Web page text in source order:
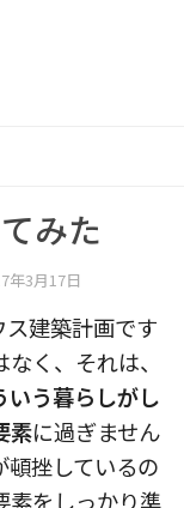
みた
年3月17日
建築計画です
く、それは、
いう暮らしがし
素に過ぎません
頓挫しているの
素をしっかり準